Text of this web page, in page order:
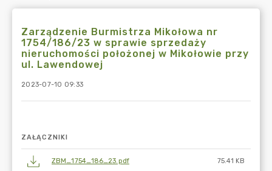
Zarządzenie Burmistrza Mikołowa nr
1754/186/23 w sprawie sprzedaży
nieruchomości położonej w Mikołowie przy
ul. Lawendowej
2023-07-10 09:33
ZAŁĄCZNIKI
ZBM_1754_186_23.pdf 75.41 KB